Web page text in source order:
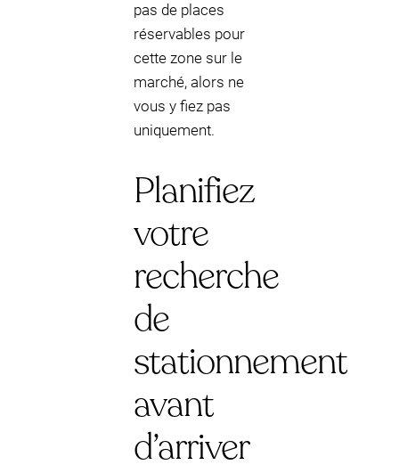
pas de places
réservables pour
cette zone sur le
marché, alors ne
vous y fiez pas
uniquement.
Planifiez
votre
recherche
de
stationnement
avant
d’arriver